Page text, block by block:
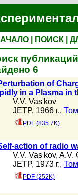
ПОИСК
6
of
in a Plasma in
V.V. Vas'kov
JETP, 1966 г.,
PDF (835.7K)
action of radio
V.V. Vas'kov, A.V.
JETP, 1973 г.,
PDF (252K)